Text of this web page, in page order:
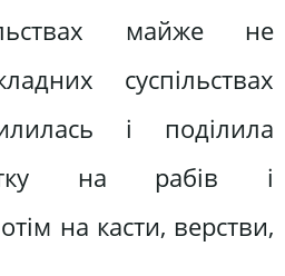
майже не
суспільствах
і поділила
на рабів і
на касти, верстви,